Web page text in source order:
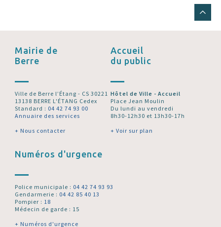
Mairie de
Berre
Ville de Berre l’Étang - CS 30221
13138 BERRE L'ÉTANG Cedex
Standard : 04 42 74 93 00
Annuaire des services
+ Nous contacter
Accueil
du public
Hôtel de Ville - Accueil
Place Jean Moulin
Du lundi au vendredi
8h30-12h30 et 13h30-17h
+ Voir sur plan
Numéros d'urgence
Police municipale : 04 42 74 93 93
Gendarmerie : 04 42 85 40 13
Pompier : 18
Médecin de garde : 15
+ Numéros d'urgence